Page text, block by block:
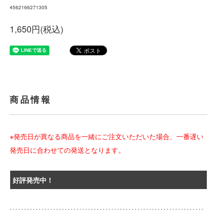
4562166271305
1,650円(税込)
商品情報
※発売日が異なる商品を一緒にご注文いただいた場合、一番遅い
発売日に合わせての発送となります。
好評発売中！